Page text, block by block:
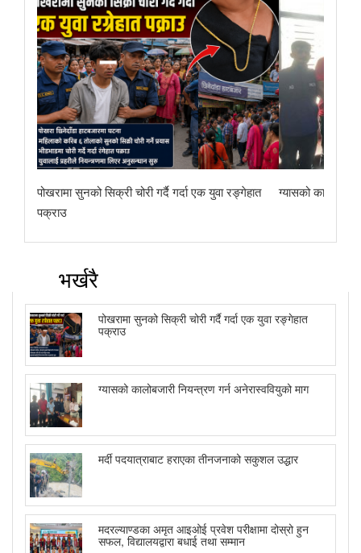
पोखरामा सुनको सिक्री चोरी गर्दै गर्दा एक युवा रङ्गेहात
पक्राउ
ग्यासको
भर्खरै
पोखरामा सुनको सिक्री चोरी गर्दै गर्दा एक युवा रङ्गेहात
पक्राउ
ग्यासको कालोबजारी नियन्त्रण गर्न अनेरास्ववियुको माग
मर्दी पदयात्राबाट हराएका तीनजनाको सकुशल उद्धार
मदरल्याण्डका अमृत आइओई प्रवेश परीक्षामा दोस्रो हुन
सफल, विद्यालयद्वारा बधाई तथा सम्मान